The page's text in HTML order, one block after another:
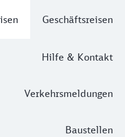
Geschäftsreisen
Hilfe & Kontakt
Verkehrsmeldungen
Baustellen